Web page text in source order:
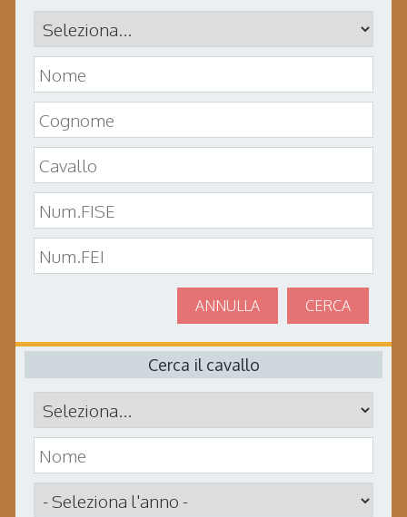
CERCA
ANNULLA
Cerca il cavallo